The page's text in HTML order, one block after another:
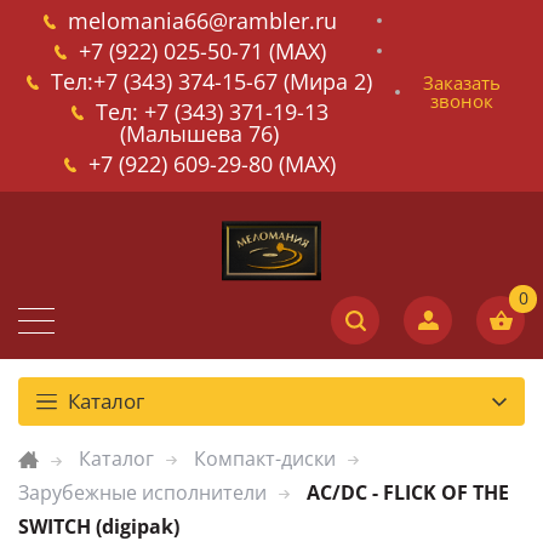
melomania66@rambler.ru
+7 (922) 025-50-71 (MAX)
Тел:+7 (343) 374-15-67 (Мира 2)
Тел: +7 (343) 371-19-13
(Малышева 76)
+7 (922) 609-29-80 (MAX)
Заказать
звонок
Каталог
Каталог
Компакт-диски
Зарубежные исполнители
AC/DC - FLICK OF THE
SWITCH (digipak)